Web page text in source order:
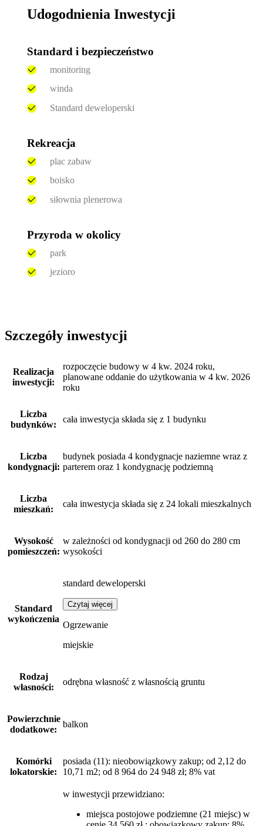
Udogodnienia Inwestycji
Standard i bezpieczeństwo
monitoring
winda
Standard deweloperski
Rekreacja
plac zabaw
boisko
siłownia plenerowa
Przyroda w okolicy
park
jezioro
Szczegóły inwestycji
Realizacja
inwestycji:
rozpoczęcie budowy w 4 kw. 2024 roku,
planowane oddanie do użytkowania w 4 kw. 2026
roku
Liczba
budynków:
cała inwestycja składa się z 1 budynku
Liczba
kondygnacji:
budynek posiada 4 kondygnacje naziemne wraz z
parterem oraz 1 kondygnację podziemną
Liczba
mieszkań:
cała inwestycja składa się z 24 lokali mieszkalnych
Wysokość
pomieszczeń:
w zależności od kondygnacji od 260 do 280 cm
wysokości
Standard
wykończenia
standard deweloperski
Czytaj więcej
Ogrzewanie
miejskie
Rodzaj
własności:
odrębna własność z własnością gruntu
Powierzchnie
dodatkowe:
balkon
Komórki
lokatorskie:
posiada (11): nieobowiązkowy zakup; od 2,12 do
10,71 m2; od 8 964 do 24 948 zł; 8% vat
w inwestycji przewidziano:
miejsca postojowe podziemne (21 miejsc) w